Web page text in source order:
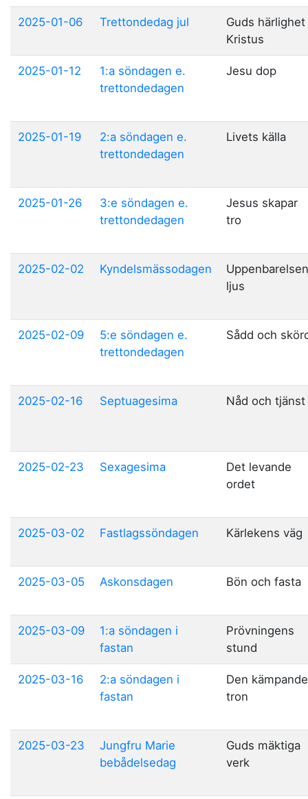
2025-01-06 Trettondedag jul
Guds härlighet
Kristus
2025-01-12
1:a söndagen e.
trettondedagen
Jesu dop
2025-01-19
2:a söndagen e.
trettondedagen
Livets källa
2025-01-26
3:e söndagen e.
trettondedagen
Jesus skapar
tro
2025-02-02 Kyndelsmässodagen
ljus
2025-02-09
5:e söndagen e.
trettondedagen
Sådd och
2025-02-16 Septuagesima Nåd och tjänst
2025-02-23 Sexagesima
Det levande
ordet
2025-03-02 Fastlagssöndagen Kärlekens väg
2025-03-05 Askonsdagen Bön och fasta
2025-03-09
1:a söndagen i
fastan
Prövningens
stund
2025-03-16
2:a söndagen i
fastan
Den kämpande
tron
2025-03-23
Jungfru Marie
bebådelsedag
Guds mäktiga
verk